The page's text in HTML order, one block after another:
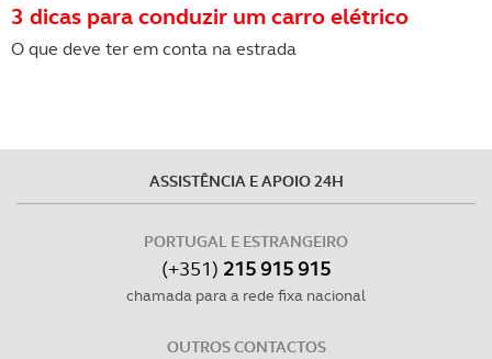
3 dicas para conduzir um carro elétrico
O que deve ter em conta na estrada
ASSISTÊNCIA E APOIO 24H
PORTUGAL E ESTRANGEIRO
(+351) 215 915 915
chamada para a rede fixa nacional
OUTROS CONTACTOS